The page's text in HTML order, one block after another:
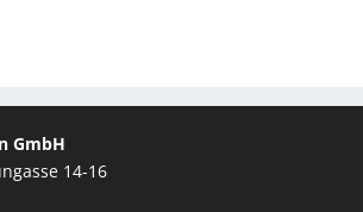
GmbH
14-16